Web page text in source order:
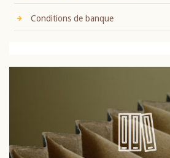
Conditions de banque